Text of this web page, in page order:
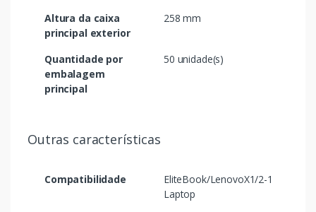
Altura da caixa
principal exterior
258 mm
Quantidade por
embalagem
principal
50 unidade(s)
Outras características
Compatibilidade
EliteBook/LenovoX1/2-1
Laptop